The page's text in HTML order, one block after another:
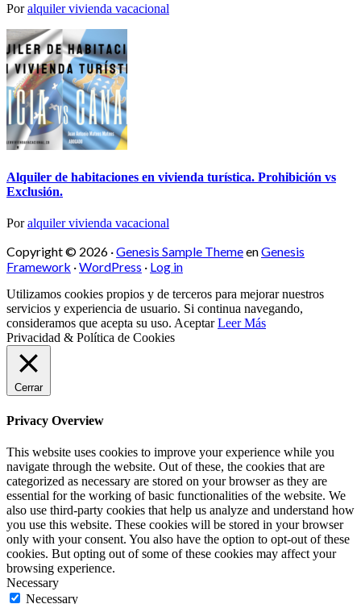
Poralquiler vivienda vacacional
Alquiler de habitaciones en vivienda turística. Prohibición vs
Exclusión.
Poralquiler vivienda vacacional
Copyright © 2026 ·Genesis Sample ThemeenGenesis
Framework ·WordPress · Log in
Utilizamos cookies propios y de terceros para mejorar nuestros
servicios y experiencia de usuario. Si continua navegando,
consideramos que acepta su uso. Aceptar Leer Más
Privacidad & Política de Cookies
Cerrar
Privacy Overview
This website uses cookies to improve your experience while you
navigate through the website. Out of these, the cookies that are
categorized as necessary are stored on your browser as they are
essential for the working of basic functionalities of the website. We
also use third-party cookies that help us analyze and understand how
you use this website. These cookies will be stored in your browser
only with your consent. You also have the option to opt-out of these
cookies. But opting out of some of these cookies may affect your
browsing experience.
Necessary
Necessary